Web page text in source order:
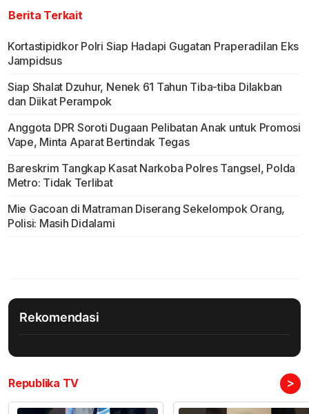
Berita Terkait
Kortastipidkor Polri Siap Hadapi Gugatan Praperadilan Eks
Jampidsus
Siap Shalat Dzuhur, Nenek 61 Tahun Tiba-tiba Dilakban
dan Diikat Perampok
Anggota DPR Soroti Dugaan Pelibatan Anak untuk Promosi
Vape, Minta Aparat Bertindak Tegas
Bareskrim Tangkap Kasat Narkoba Polres Tangsel, Polda
Metro: Tidak Terlibat
Mie Gacoan di Matraman Diserang Sekelompok Orang,
Polisi: Masih Didalami
Rekomendasi
Republika TV >